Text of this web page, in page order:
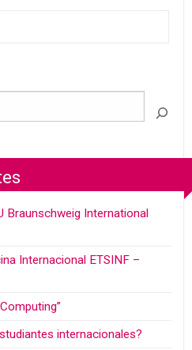
Braunschweig International
Internacional ETSINF –
internacionales?